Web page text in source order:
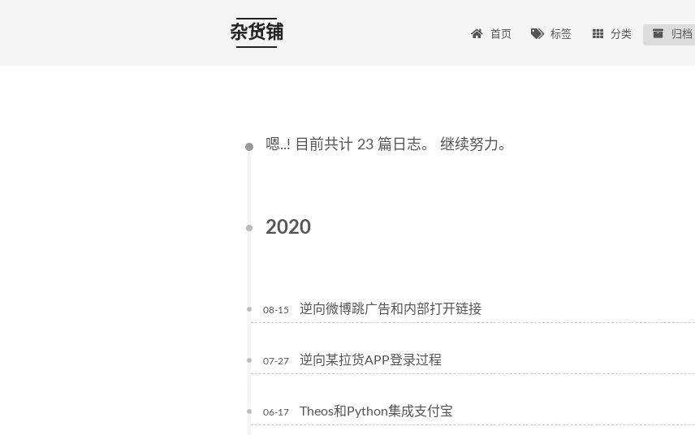
杂货铺 首页 标签 分类 归档
嗯..! 目前共计 23 篇日志。 继续努力。
2020
08-15 逆向微博跳广告和内部打开链接
07-27 逆向某拉货APP登录过程
06-17 Theos和Python集成支付宝